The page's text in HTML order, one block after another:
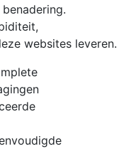
websites leveren.